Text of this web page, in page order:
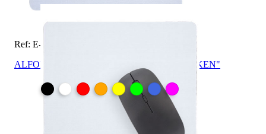
Ref: E-005-BL
ALFOMBRILLSUBLIMACION RECT "TOLKEN"